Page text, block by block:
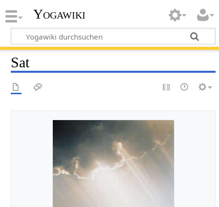
Yogawiki
Sat